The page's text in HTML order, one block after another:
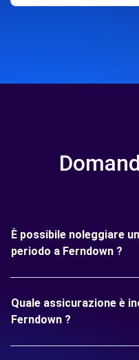
È possibile noleggiare
periodo a Ferndown ?
Quale assicurazione è
Ferndown ?